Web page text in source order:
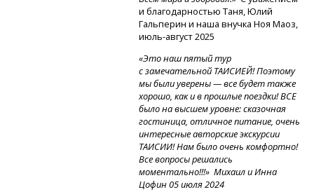
и благодарностью Таня, Юлий
Гальперин и наша внучка Ноя Маоз,
июль-август2025
«Это наш пятый тур
с замечательной ТАИСИЕЙ! Поэтому
мы были уверены — все будет также
хорошо, как и в прошлые поездки! ВСЕ
было на высшем уровне: сказочная
гостиница, отличное питание, очень
интересные авторские экскурсии
ТАИСИИ! Нам было очень комфортно!
Все вопросы решались
моментально!!!» Михаил и Инна
Цофин 05 июля 2024